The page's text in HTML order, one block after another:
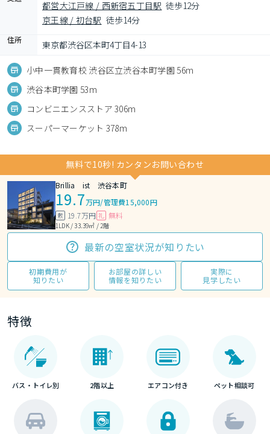
都営大江戸線 / 西新宿五丁目駅 徒歩12分
京王線 / 初台駅 徒歩14分
住所 東京都渋谷区本町4丁目4-13
小中一貫教育校 渋谷区立渋谷本町学園 56m
渋谷本町学園 53m
コンビニエンスストア 306m
スーパーマーケット 378m
無料で10秒! カンタンお問い合わせ
Brillia ist 渋谷本町
19.7万円/管理費15,000円
敷 19.7万円 礼 無料
1LDK / 33.39㎡ / 2階
最新の空室状況が知りたい
初期費用が
知りたい
お部屋の詳しい
情報を知りたい
実際に
見学したい
特徴
バス・トイレ別 2階以上 エアコン付き ペット相談可